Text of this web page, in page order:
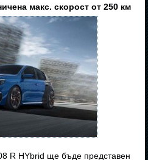
макс. скорост от 250 км
R HYbrid ще бъде представен